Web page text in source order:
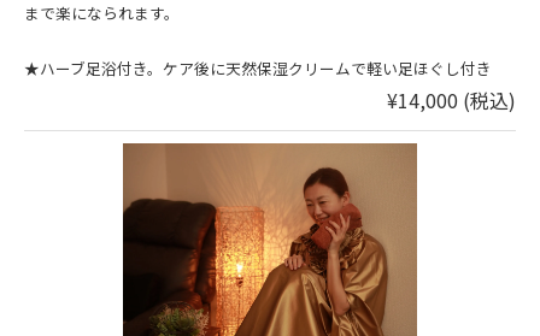
まで楽になられます。
★ハーブ足浴付き。ケア後に天然保湿クリームで軽い足ほぐし付き
¥14,000 (税込)